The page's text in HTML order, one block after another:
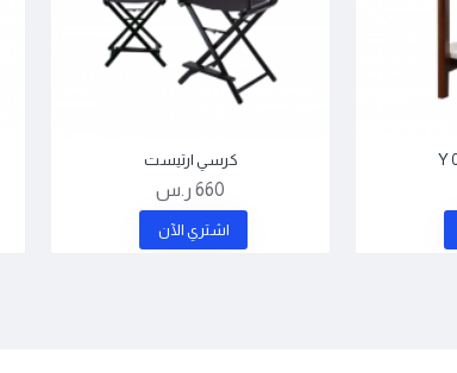
كرسي ارتيست
660 ر.س
اشتري اﻵن